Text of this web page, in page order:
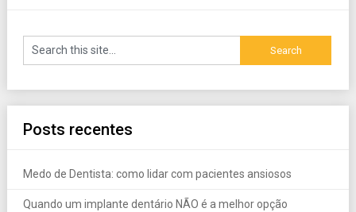
Posts recentes
Medo de Dentista: como lidar com pacientes ansiosos
Quando um implante dentário NÃO é a melhor opção